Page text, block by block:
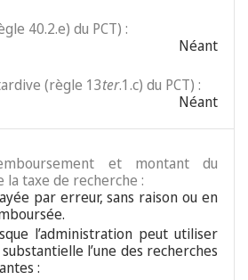
40.2.e) du PCT) :
Néant
(règle 13ter.1.c) du PCT) :
Néant
et montant du
taxe de recherche :
par erreur, sans raison ou en
l’administration peut utiliser
l’une des recherches
: